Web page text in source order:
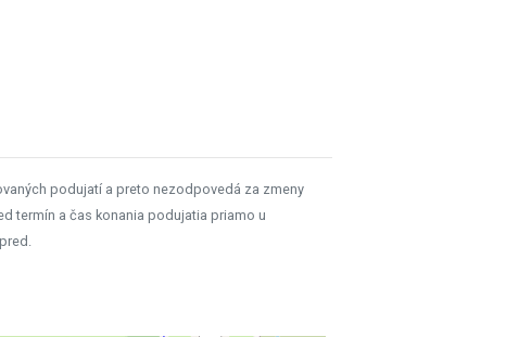
podujatí a preto nezodpovedá za zmeny
termín a čas konania podujatia priamo u